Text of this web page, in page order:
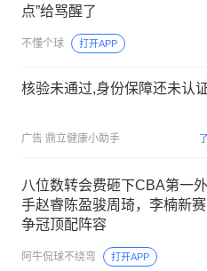
点”给骂醒了
不懂个球 打开APP
核验未通过,身份保障还未认
广告 鼎立健康小助手
八位数转会费砸下CBA第一
手赵睿陈盈骏周琦，李楠新
争冠顶配阵容
阿牛侃球不绕弯 打开APP